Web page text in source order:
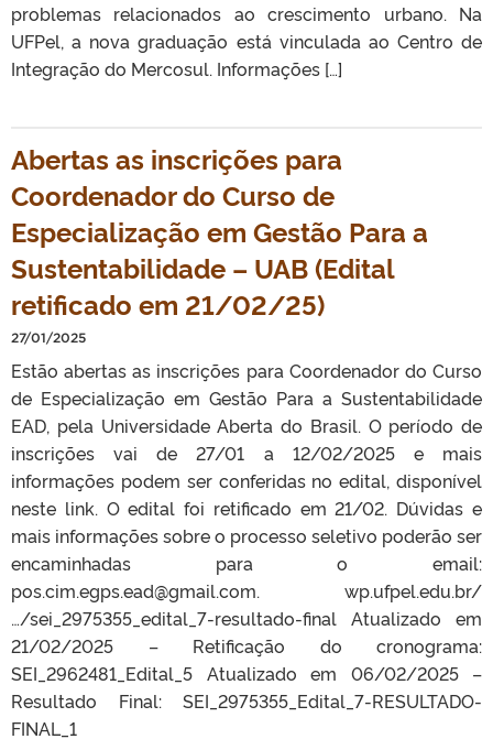
problemas relacionados ao crescimento urbano. Na
UFPel, a nova graduação está vinculada ao Centro de
Integração do Mercosul. Informações […]
Abertas as inscrições para
Coordenador do Curso de
Especialização em Gestão Para a
Sustentabilidade – UAB (Edital
retificado em 21/02/25)
27/01/2025
Estão abertas as inscrições para Coordenador do Curso
de Especialização em Gestão Para a Sustentabilidade
EAD, pela Universidade Aberta do Brasil. O período de
inscrições vai de 27/01 a 12/02/2025 e mais
informações podem ser conferidas no edital, disponível
neste link. O edital foi retificado em 21/02. Dúvidas e
mais informações sobre o processo seletivo poderão ser
encaminhadas para o email:
pos.cim.egps.ead@gmail.com. wp.ufpel.edu.br/
…/sei_2975355_edital_7-resultado-final Atualizado em
21/02/2025 – Retificação do cronograma:
SEI_2962481_Edital_5 Atualizado em 06/02/2025 –
Resultado Final: SEI_2975355_Edital_7-RESULTADO-
FINAL_1